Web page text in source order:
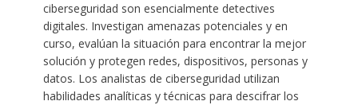
ciberseguridad son esencialmente detectives
digitales. Investigan amenazas potenciales y en
curso, evalúan la situación para encontrar la mejor
solución y protegen redes, dispositivos, personas y
datos. Los analistas de ciberseguridad utilizan
habilidades analíticas y técnicas para descifrar los